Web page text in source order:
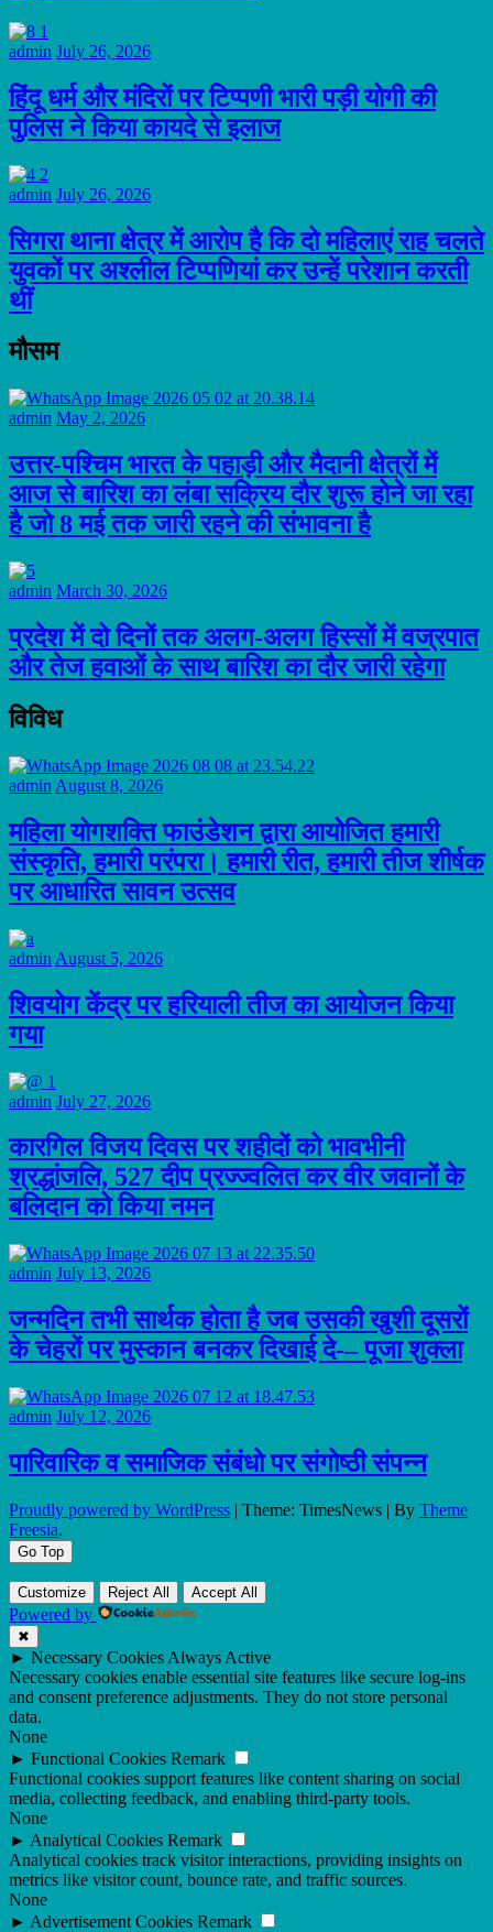
admin July 26, 2026
हिंदू धर्म और मंदिरों पर टिप्पणी भारी पड़ी योगी की
पुलिस ने किया कायदे से इलाज
admin July 26, 2026
सिगरा थाना क्षेत्र में आरोप है कि दो महिलाएं राह चलते
युवकों पर अश्लील टिप्पणियां कर उन्हें परेशान करती
थीं
मौसम
admin May 2, 2026
उत्तर-पश्चिम भारत के पहाड़ी और मैदानी क्षेत्रों में
आज से बारिश का लंबा सक्रिय दौर शुरू होने जा रहा
है जो 8 मई तक जारी रहने की संभावना है
admin March 30, 2026
प्रदेश में दो दिनों तक अलग-अलग हिस्सों में वज्रपात
और तेज हवाओं के साथ बारिश का दौर जारी रहेगा
विविध
admin August 8, 2026
महिला योगशक्ति फाउंडेशन द्वारा आयोजित हमारी
संस्कृति, हमारी परंपरा। हमारी रीत, हमारी तीज शीर्षक
पर आधारित सावन उत्सव
admin August 5, 2026
शिवयोग केंद्र पर हरियाली तीज का आयोजन किया
गया
admin July 27, 2026
कारगिल विजय दिवस पर शहीदों को भावभीनी
श्रद्धांजलि, 527 दीप प्रज्ज्वलित कर वीर जवानों के
बलिदान को किया नमन
admin July 13, 2026
जन्मदिन तभी सार्थक होता है जब उसकी खुशी दूसरों
के चेहरों पर मुस्कान बनकर दिखाई दे-– पूजा शुक्ला
admin July 12, 2026
पारिवारिक व समाजिक संबंधो पर संगोष्ठी संपन्न
Proudly powered by WordPress | Theme: TimesNews | By Theme
Freesia.
Go Top
Customize Reject All Accept All
Powered by
✖
► Necessary Cookies Always Active
Necessary cookies enable essential site features like secure log-ins
and consent preference adjustments. They do not store personal
data.
None
► Functional Cookies Remark
Functional cookies support features like content sharing on social
media, collecting feedback, and enabling third-party tools.
None
► Analytical Cookies Remark
Analytical cookies track visitor interactions, providing insights on
metrics like visitor count, bounce rate, and traffic sources.
None
► Advertisement Cookies Remark